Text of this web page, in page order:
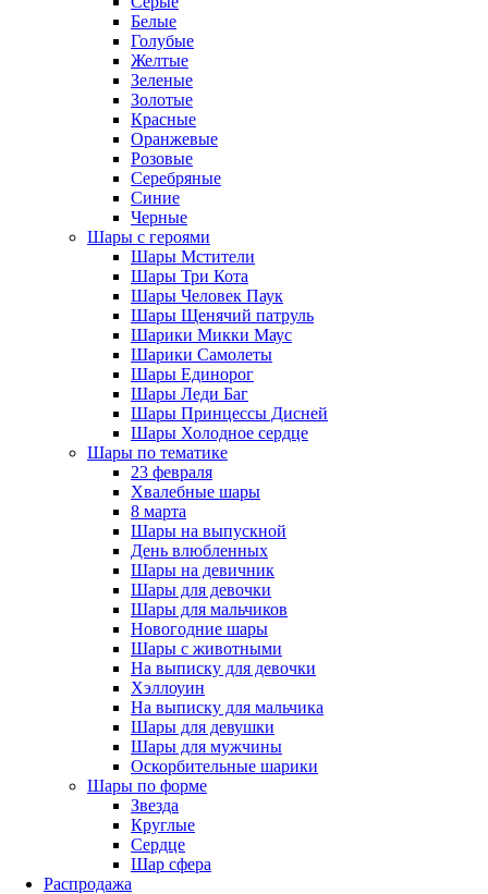
Белые
Голубые
Желтые
Зеленые
Золотые
Красные
Оранжевые
Розовые
Серебряные
Синие
Черные
Шары с героями
Шары Мстители
Шары Три Кота
Шары Человек Паук
Шары Щенячий патруль
Шарики Микки Маус
Шарики Самолеты
Шары Единорог
Шары Леди Баг
Шары Принцессы Дисней
Шары Холодное сердце
Шары по тематике
23 февраля
Хвалебные шары
8 марта
Шары на выпускной
День влюбленных
Шары на девичник
Шары для девочки
Шары для мальчиков
Новогодние шары
Шары с животными
На выписку для девочки
Хэллоуин
На выписку для мальчика
Шары для девушки
Шары для мужчины
Оскорбительные шарики
Шары по форме
Звезда
Круглые
Сердце
Шар сфера
Распродажа